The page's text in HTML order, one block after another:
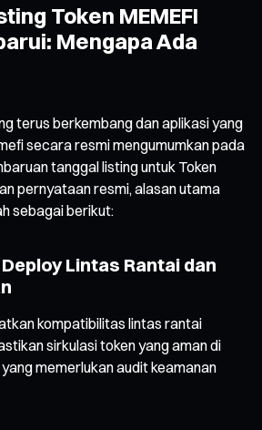
Token MEMEFI
Mengapa Ada
terus berkembang dan aplikasi yang
secara resmi mengumumkan pada
tanggal listing untuk Token
pernyataan resmi, alasan utama
sebagai berikut:
Lintas Rantai dan
kompatibilitas lintas rantai
sirkulasi token yang aman di
memerlukan audit keamanan